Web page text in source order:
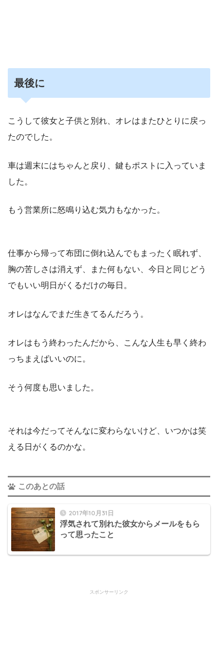
最後に
こうして彼女と子供と別れ、オレはまたひとりに戻っ
たのでした。
車は週末にはちゃんと戻り、鍵もポストに入っていま
した。
もう営業所に怒鳴り込む気力もなかった。
仕事から帰って布団に倒れ込んでもまったく眠れず、
胸の苦しさは消えず、また何もない、今日と同じどう
でもいい明日がくるだけの毎日。
オレはなんでまだ生きてるんだろう。
オレはもう終わったんだから、こんな人生も早く終わ
っちまえばいいのに。
そう何度も思いました。
それは今だってそんなに変わらないけど、いつかは笑
える日がくるのかな。
このあとの話
2017年10月31日
浮気されて別れた彼女からメールをもら
って思ったこと
スポンサーリンク